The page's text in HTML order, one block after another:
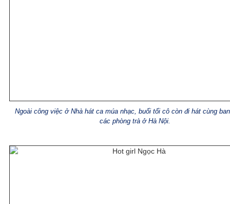
Ngoài công việc ở Nhà hát ca múa nhạc, buổi tối cô còn đi hát cùng
các phòng trà ở Hà Nội.